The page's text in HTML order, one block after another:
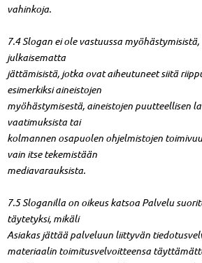
vahinkoja.
7.4 Slogan ei ole vastuussa
julkaisematta
jättämisistä, jotka ovat aiheutuneet siitä
esimerkiksi aineistojen
myöhästymisestä, aineistojen puutteellisen
vaatimuksista tai
kolmannen osapuolen ohjelmistojen
vain itse tekemistään
mediavarauksista.
7.5 Sloganilla on oikeus katsoa Palvelu
täytetyksi, mikäli
Asiakas jättää palveluun liittyvän
materiaalin toimitusvelvoitteensa